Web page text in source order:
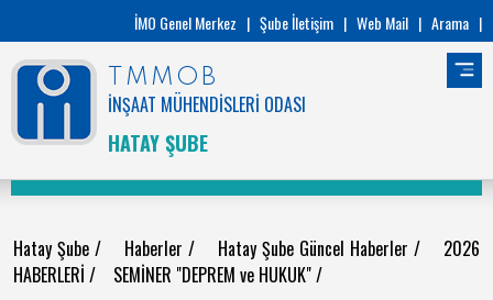
İMO Genel Merkez | Şube İletişim | Web Mail | Arama |
TMMOB
İNŞAAT MÜHENDİSLERİ ODASI
HATAY ŞUBE
Hatay Şube/ Haberler/ Hatay Şube Güncel Haberler/ 2026
HABERLERİ / SEMİNER "DEPREM ve HUKUK"/